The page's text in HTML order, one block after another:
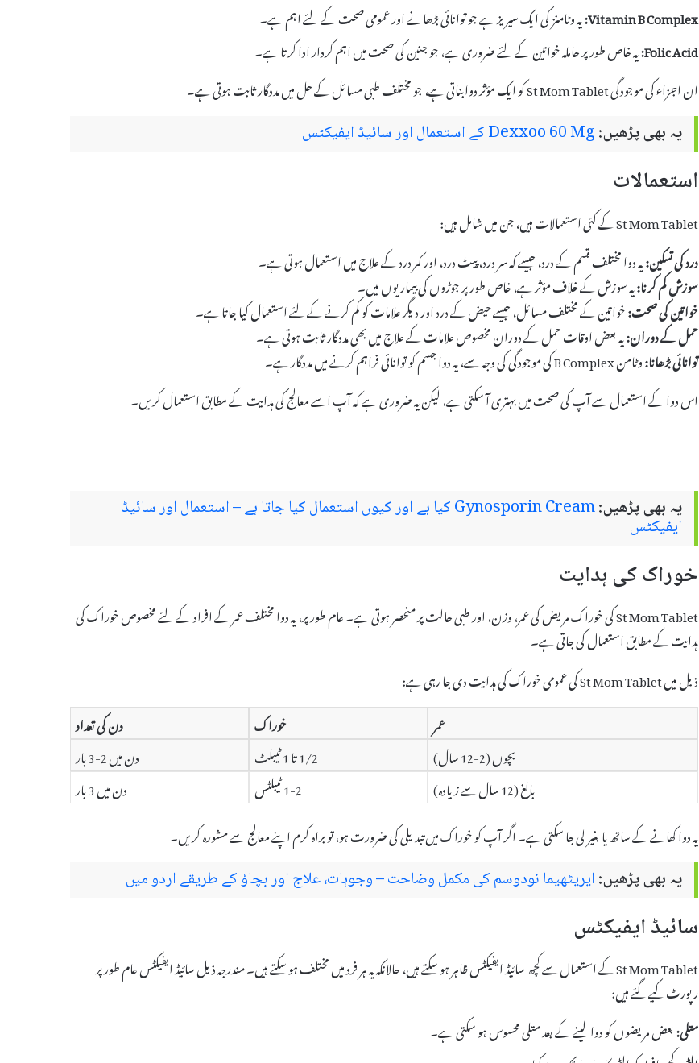
Vitamin B Complex:یہ وٹامنز کی ایک سیریز ہے جو توانائی بڑھانے اور عمومی صحت کے لئے اہم ہے۔
Folic Acid:یہ خاص طور پر حاملہ خواتین کے لئے ضروری ہے، جو جنین کی صحت میں اہم کردار ادا کرتا ہے۔
ان اجزاء کی موجودگی St Mom Tablet کو ایک مؤثر دوا بناتی ہے، جو مختلف طبی مسائل کے حل میں مددگار ثابت ہوتی ہے۔
یہ بھی پڑھیں:Dexxoo 60 Mg کے استعمال اور سائیڈ ایفیکٹس
استعمالات
St Mom Tablet کے کئی استعمالات ہیں، جن میں شامل ہیں:
درد کی تسکین:یہ دوا مختلف قسم کے درد، جیسے کہ سر درد، پیٹ درد، اور کمر درد کے علاج میں استعمال ہوتی ہے۔
سوزش کم کرنا:یہ سوزش کے خلاف مؤثر ہے، خاص طور پر جوڑوں کی بیماریوں میں۔
خواتین کی صحت:خواتین کے مختلف مسائل، جیسے حیض کے درد اور دیگر علامات کو کم کرنے کے لئے استعمال کیا جاتا ہے۔
حمل کے دوران:یہ بعض اوقات حمل کے دوران مخصوص علامات کے علاج میں بھی مددگار ثابت ہوتی ہے۔
توانائی بڑھانا:وٹامن B Complex کی موجودگی کی وجہ سے، یہ دوا جسم کو توانائی فراہم کرنے میں مددگار ہے۔
اس دوا کے استعمال سے آپ کی صحت میں بہتری آ سکتی ہے، لیکن یہ ضروری ہے کہ آپ اسے معالج کی ہدایت کے مطابق استعمال کریں۔
یہ بھی پڑھیں: Gynosporin Cream کیا ہے اور کیوں استعمال کیا جاتا ہے – استعمال اور سائیڈ
ایفیکٹس
خوراک کی ہدایت
St Mom Tablet کی خوراک مریض کی عمر، وزن، اور طبی حالت پر منحصر ہوتی ہے۔ عام طور پر، یہ دوا مختلف عمر کے افراد کے لئے مخصوص خوراک کی
ہدایت کے مطابق استعمال کی جاتی ہے۔
ذیل میں St Mom Tablet کی عمومی خوراک کی ہدایت دی جا رہی ہے:
عمر
خوراک
دن کی تعداد
بچوں (2-12 سال)
1/2 تا 1 ٹیبلٹ
دن میں 2-3 بار
بالغ (12 سال سے زیادہ)
1-2 ٹیبلٹس
دن میں 3 بار
یہ دوا کھانے کے ساتھ یا بغیر لی جا سکتی ہے۔ اگر آپ کو خوراک میں تبدیلی کی ضرورت ہو، تو براہ کرم اپنے معالج سے مشورہ کریں۔
یہ بھی پڑھیں:ایریٹھیما نودوسم کی مکمل وضاحت – وجوہات، علاج اور بچاؤ کے طریقے اردو میں
سائیڈ ایفیکٹس
St Mom Tablet کے استعمال سے کچھ سائیڈ ایفیکٹس ظاہر ہو سکتے ہیں، حالانکہ یہ ہر فرد میں مختلف ہو سکتے ہیں۔ مندرجہ ذیل سائیڈ ایفیکٹس عام طور پر
رپورٹ کیے گئے ہیں:
متلی:بعض مریضوں کو دوا لینے کے بعد متلی محسوس ہو سکتی ہے۔